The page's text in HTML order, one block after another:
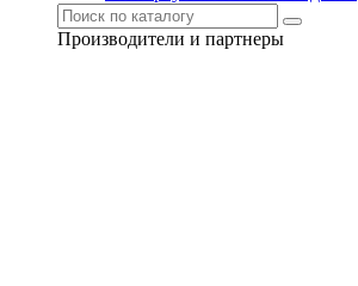
Производители и партнеры